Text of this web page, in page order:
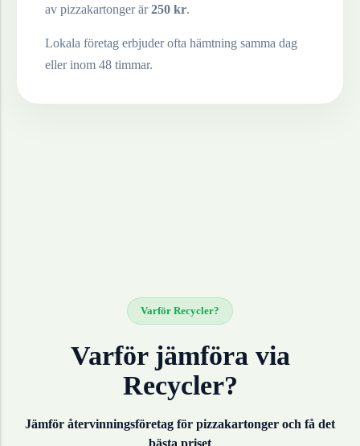
av pizzakartongerär250 kr.
Lokala företag erbjuder ofta hämtning samma dag
eller inom 48 timmar.
Varför Recycler?
Varför jämföra via
Recycler?
Jämför återvinningsföretag för pizzakartonger och få det
bästa priset